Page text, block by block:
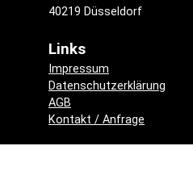
40219 Düsseldorf
Links
Impressum
Datenschutzerklärung
AGB
Kontakt / Anfrage